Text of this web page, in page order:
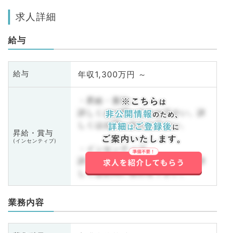
求人詳細
給与
給与 年収1,300万円 ～
昇給・賞与
(インセンティブ)
・昇給・賞与
詳しくはお問い合わせ下さい。詳
しくはお問い合わせ下さい。
・インセンティブ
詳しくはお問い合わせ下さい。詳
しくはお問い合わせ下さい。
業務内容